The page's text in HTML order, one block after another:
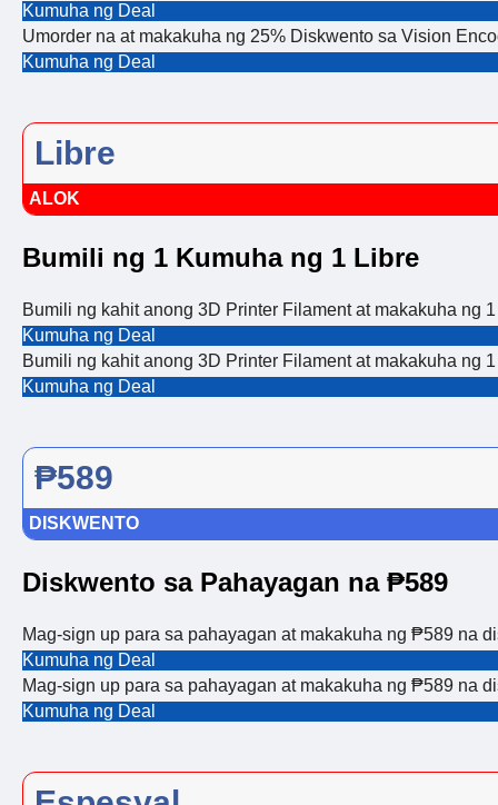
Kumuha ng Deal
Umorder na at makakuha ng 25% Diskwento sa Vision
Kumuha ng Deal
Libre
ALOK
Bumili ng 1 Kumuha ng 1 Libre
Bumili ng kahit anong 3D Printer Filament at makakuha ng
Kumuha ng Deal
Bumili ng kahit anong 3D Printer Filament at makakuha ng
Kumuha ng Deal
₱589
DISKWENTO
Diskwento sa Pahayagan na ₱589
Mag-sign up para sa pahayagan at makakuha ng ₱589 na
Kumuha ng Deal
Mag-sign up para sa pahayagan at makakuha ng ₱589 na
Kumuha ng Deal